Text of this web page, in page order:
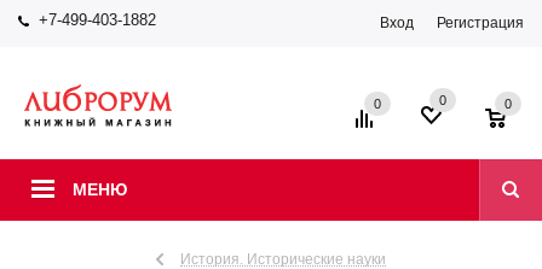
+7-499-403-1882 Вход Регистрация
МЕНЮ
0 0 0
История. Исторические науки